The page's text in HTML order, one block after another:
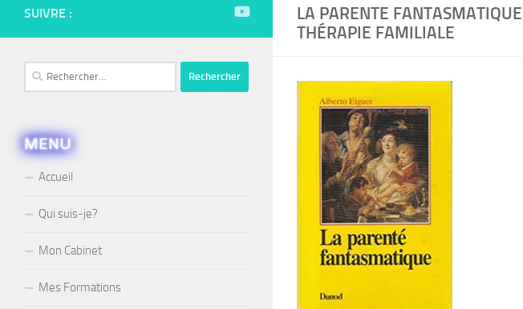
LA PARENTE
THÉRAPIE FAMILIALE
SUIVRE :
Rechercher :
MENU
Accueil
Qui suis-je?
Mon Cabinet
Mes Formations